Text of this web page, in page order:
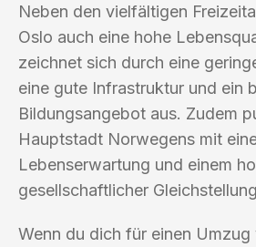
Neben den vielfältigen
Oslo auch eine hohe
zeichnet sich durch eine
eine gute Infrastruktur und ein
Bildungsangebot aus. Zudem
Hauptstadt Norwegens mit
Lebenserwartung und einem
gesellschaftlicher
Wenn du dich für einen Umzug